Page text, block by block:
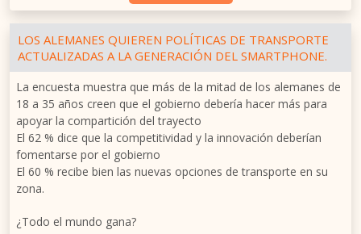
LOS ALEMANES QUIEREN POLÍTICAS DE TRANSPORTE
ACTUALIZADAS A LA GENERACIÓN DEL SMARTPHONE.
La encuesta muestra que más de la mitad de los alemanes de
18 a 35 años creen que el gobierno debería hacer más para
apoyar la compartición del trayecto
El 62 % dice que la competitividad y la innovación deberían
fomentarse por el gobierno
El 60 % recibe bien las nuevas opciones de transporte en su
zona.
¿Todo el mundo gana?